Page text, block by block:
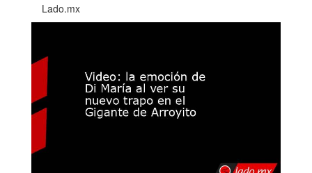
Lado.mx